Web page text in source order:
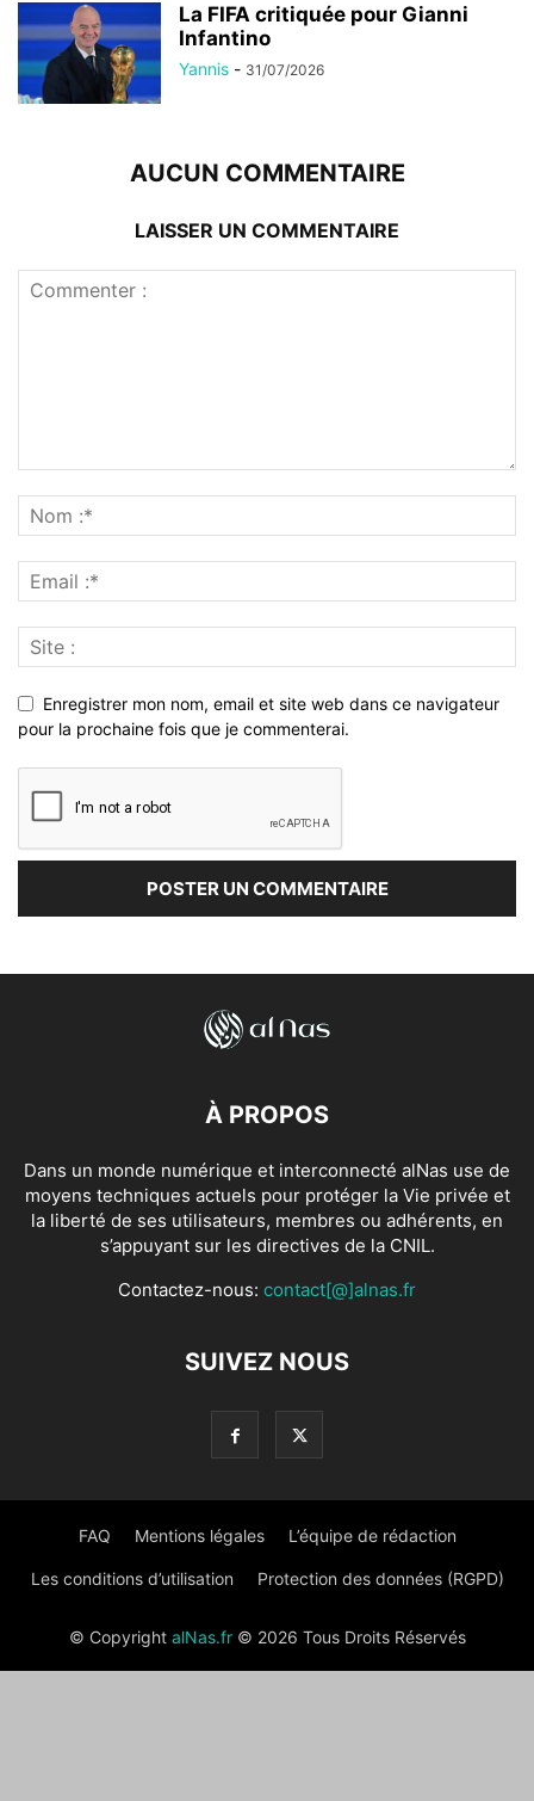
La FIFA critiquée pour Gianni
Infantino
Yannis - 31/07/2026
AUCUN COMMENTAIRE
LAISSER UN COMMENTAIRE
Enregistrer mon nom, email et site web dans ce navigateur
pour la prochaine fois que je commenterai.
À PROPOS
Dans un monde numérique et interconnecté alNas use de
moyens techniques actuels pour protéger la Vie privée et
la liberté de ses utilisateurs, membres ou adhérents, en
s’appuyant sur les directives de la CNIL.
Contactez-nous: contact[@]alnas.fr
SUIVEZ NOUS
FAQ Mentions légales L’équipe de rédaction
Les conditions d’utilisation Protection des données (RGPD)
© Copyright alNas.fr© 2026 Tous Droits Réservés